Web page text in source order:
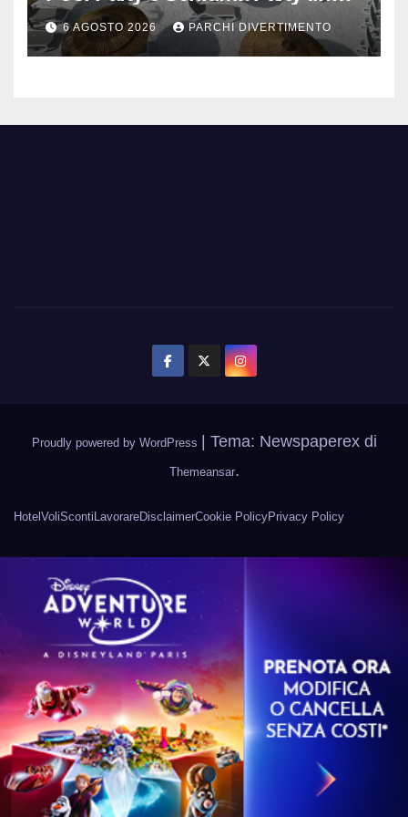
mezzanotte
6 AGOSTO 2026 PARCHI DIVERTIMENTO
Proudly powered by WordPress | Tema: Newspaperex di
Themeansar.
Hotel VoliSconti LavorareDisclaimerCookie PolicyPrivacy Policy